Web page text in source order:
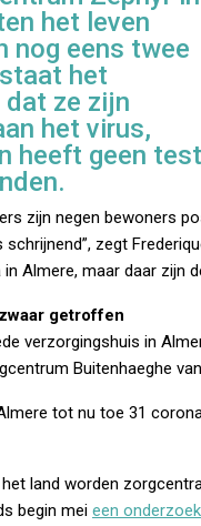
het leven
nog eens twee
het
dat ze zijn
het virus,
heeft geen test
zijn negen bewoners
zegt
Almere, maar daar zijn
getroffen
verzorgingshuis in
Buitenhaeghe
tot nu toe 31
land worden
begin mei een onderzoek